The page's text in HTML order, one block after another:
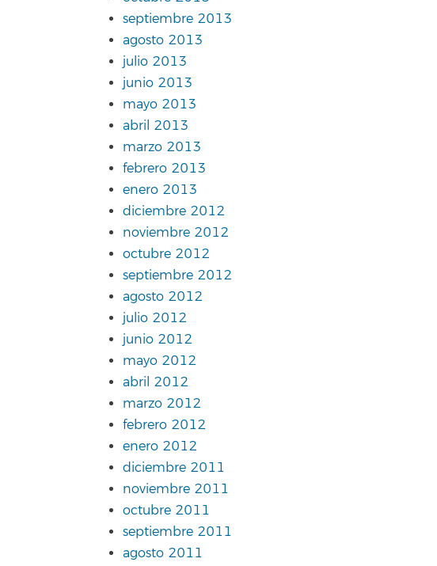
septiembre 2013
agosto 2013
julio 2013
junio 2013
mayo 2013
abril 2013
marzo 2013
febrero 2013
enero 2013
diciembre 2012
noviembre 2012
octubre 2012
septiembre 2012
agosto 2012
julio 2012
junio 2012
mayo 2012
abril 2012
marzo 2012
febrero 2012
enero 2012
diciembre 2011
noviembre 2011
octubre 2011
septiembre 2011
agosto 2011